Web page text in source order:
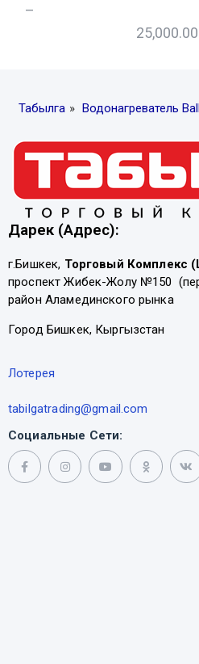
–
25,000.00
Табылга » Водонагреватель
Дарек (Адрес):
г.Бишкек, Торговый Комплекс
проспект Жибек-Жолу №150
район Аламединского рынка
Город Бишкек, Кыргызстан
Лотерея
tabilgatrading@gmail.com
Социальные Сети: